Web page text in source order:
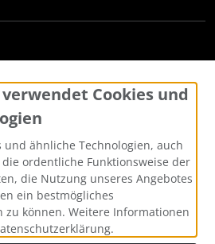
MwSt. zzgl.Versandkosten. Die
Cookies und
und ähnliche Technologien, auch
ordentliche Funktionsweise der
die Nutzung unseres Angebotes
ein bestmögliches
zu können. Weitere Informationen